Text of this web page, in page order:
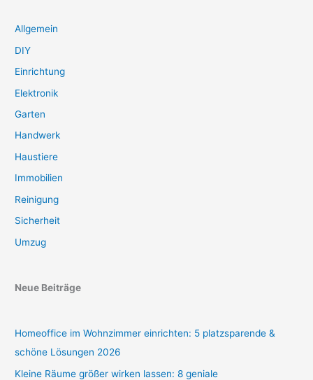
Allgemein
DIY
Einrichtung
Elektronik
Garten
Handwerk
Haustiere
Immobilien
Reinigung
Sicherheit
Umzug
Neue Beiträge
Homeoffice im Wohnzimmer einrichten: 5 platzsparende &
schöne Lösungen 2026
Kleine Räume größer wirken lassen: 8 geniale